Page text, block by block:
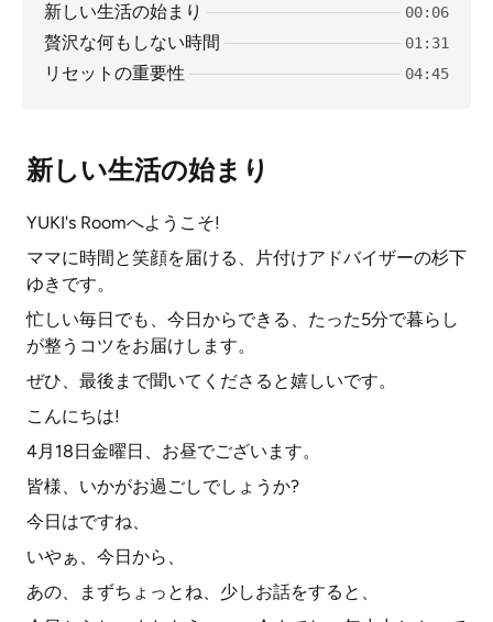
新しい生活の始まり 00:06
贅沢な何もしない時間 01:31
リセットの重要性 04:45
新しい生活の始まり
YUKI's Roomへようこそ!
ママに時間と笑顔を届ける、片付けアドバイザーの杉下
ゆきです。
忙しい毎日でも、今日からできる、たった5分で暮らし
が整うコツをお届けします。
ぜひ、最後まで聞いてくださると嬉しいです。
こんにちは!
4月18日金曜日、お昼でございます。
皆様、いかがお過ごしでしょうか?
今日はですね、
いやぁ、今日から、
あの、まずちょっとね、少しお話をすると、